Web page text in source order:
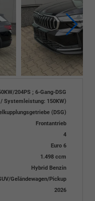
204PS ; 6-Gang-DSG
Systemleistung: 150KW)
(DSG)
Frontantrieb
4
Euro 6
1.498 ccm
Hybrid Benzin
Geländewagen/Pickup
2026